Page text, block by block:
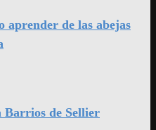
aprender de las abejas
Barrios de Sellier